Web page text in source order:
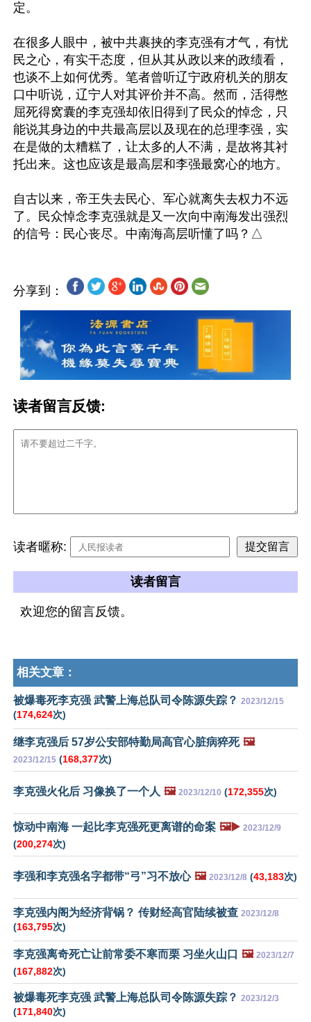
定。
在很多人眼中，被中共裹挟的李克强有才气，有忧
民之心，有实干态度，但从其从政以来的政绩看，
也谈不上如何优秀。笔者曾听辽宁政府机关的朋友
口中听说，辽宁人对其评价并不高。然而，活得憋
屈死得窝囊的李克强却依旧得到了民众的悼念，只
能说其身边的中共最高层以及现在的总理李强，实
在是做的太糟糕了，让太多的人不满，是故将其衬
托出来。这也应该是最高层和李强最窝心的地方。
自古以来，帝王失去民心、军心就离失去权力不远
了。民众悼念李克强就是又一次向中南海发出强烈
分享到：
读者留言反馈:
读者暱称:
读者留言
欢迎您的留言反馈。
相关文章：
被爆毒死李克强 武警上海总队司令陈源失踪？ 2023/12/15
(174,624次)
继李克强后 57岁公安部特勤局高官心脏病猝死 🖼️
2023/12/15 (168,377次)
李克强火化后 习像换了一个人 🖼️ 2023/12/10 (172,355次)
惊动中南海 一起比李克强死更离谱的命案 🖼️▶️ 2023/12/9
(200,274次)
李强和李克强名字都带“弓”习不放心 🖼️ 2023/12/8 (43,183次)
李克强内阁为经济背锅？ 传财经高官陆续被查 2023/12/8
(163,795次)
李克强离奇死亡让前常委不寒而栗 习坐火山口 🖼️ 2023/12/7
(167,882次)
被爆毒死李克强 武警上海总队司令陈源失踪？ 2023/12/3
(171,840次)